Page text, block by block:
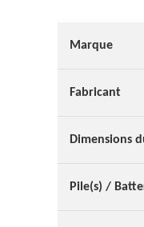
Marque
Fabricant
Dimensions
Pile(s) /